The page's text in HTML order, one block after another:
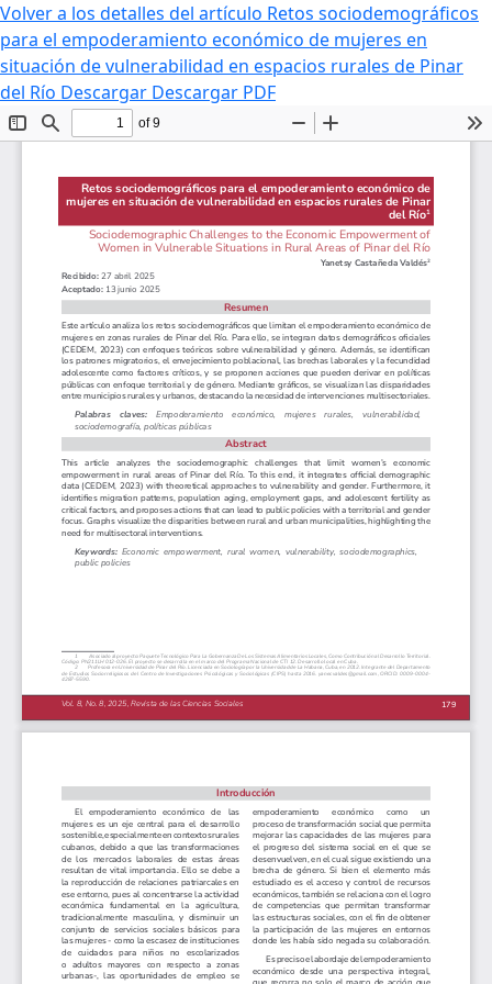
Volver a los detalles del artículo Retos sociodemográficos
para el empoderamiento económico de mujeres en
situación de vulnerabilidad en espacios rurales de Pinar
del Río Descargar Descargar PDF